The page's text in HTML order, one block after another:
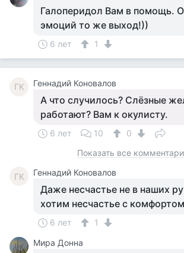
Галоперидол Вам в помощь.
эмоций то же выход!))
6 лет 1
ГК Геннадий Коновалов
А что случилось? Слёзные
работают? Вам к окулисту.
6 лет 10
0
Показать все
ГК Геннадий Коновалов
Даже несчастье не в наших
хотим несчастье с
6 лет
1
Мира Донна